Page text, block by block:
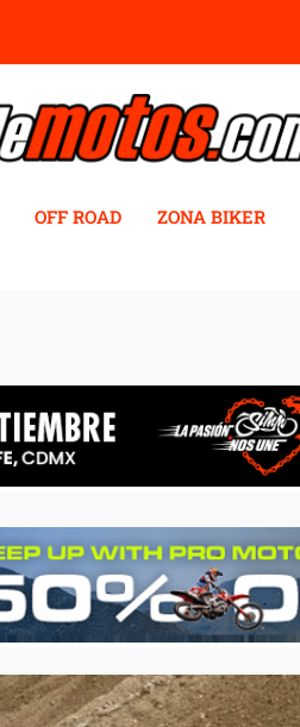
OFF ROAD ZONA BIKER